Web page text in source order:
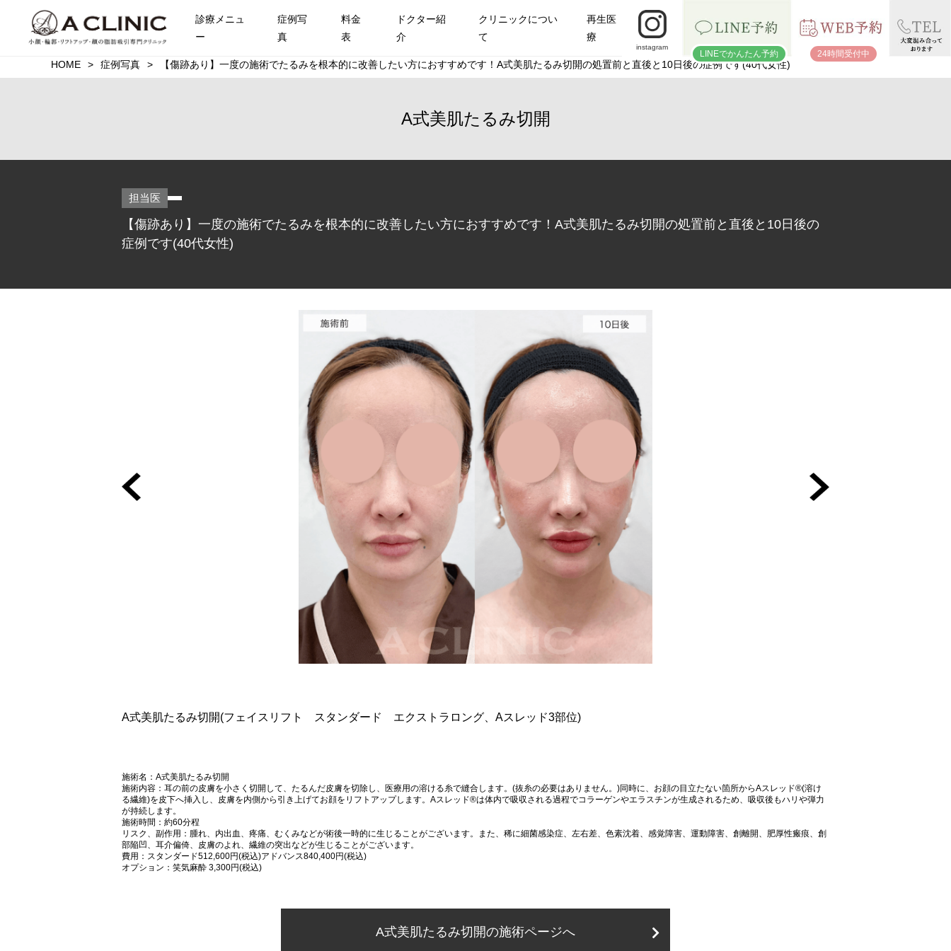
診療メニュ
ー
症例写
真
料金
表
ドクター紹
介
クリニックについ
て
再生医
療
instagram
LINEでかんたん予約 24時間受付中
HOME 症例写真 【傷跡あり】一度の施術でたるみを根本的に改善したい方におすすめです！A式美肌たるみ切開の処置前と直後と10日後の症例です(40代女性)
A式美肌たるみ切開
担当医
【傷跡あり】一度の施術でたるみを根本的に改善したい方におすすめです！A式美肌たるみ切開の処置前と直後と10日後の
症例です(40代女性)
A式美肌たるみ切開(フェイスリフト スタンダード エクストラロング、Aスレッド3部位)
施術名：A式美肌たるみ切開
施術内容：耳の前の皮膚を小さく切開して、たるんだ皮膚を切除し、医療用の溶ける糸で縫合します。(抜糸の必要はありません。)同時に、お顔の目立たない箇所からAスレッド®(溶け
る繊維)を皮下へ挿入し、皮膚を内側から引き上げてお顔をリフトアップします。Aスレッド®は体内で吸収される過程でコラーゲンやエラスチンが生成されるため、吸収後もハリや弾力
が持続します。
施術時間：約60分程
リスク、副作用：腫れ、内出血、疼痛、むくみなどが術後一時的に生じることがございます。また、稀に細菌感染症、左右差、色素沈着、感覚障害、運動障害、創離開、肥厚性瘢痕、創
部陥凹、耳介偏倚、皮膚のよれ、繊維の突出などが生じることがございます。
費用：スタンダード512,600円(税込)アドバンス840,400円(税込)
オプション：笑気麻酔 3,300円(税込)
A式美肌たるみ切開の施術ページへ